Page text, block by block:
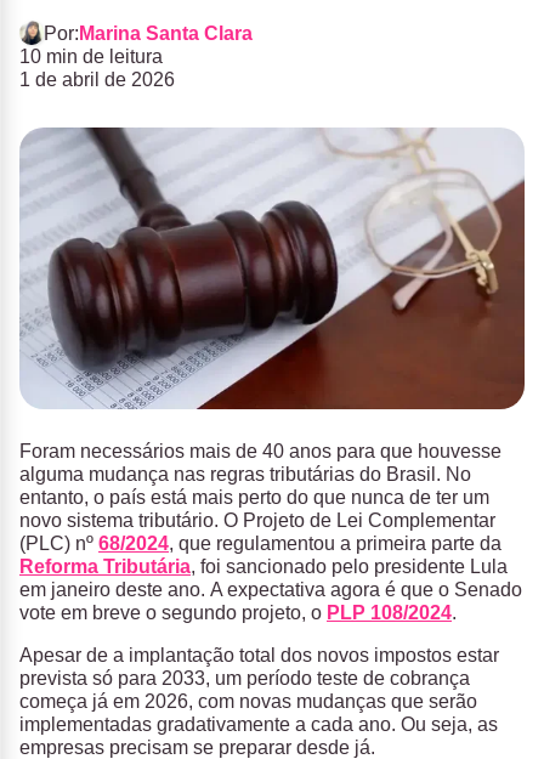
Por: Marina Santa Clara
10 min de leitura
1 de abril de 2026
Foram necessários mais de 40 anos para que houvesse
alguma mudança nas regras tributárias do Brasil. No
entanto, o país está mais perto do que nunca de ter um
novo sistema tributário. O Projeto de Lei Complementar
(PLC) nº 68/2024, que regulamentou a primeira parte da
Reforma Tributária, foi sancionado pelo presidente Lula
em janeiro deste ano. A expectativa agora é que o Senado
vote em breve o segundo projeto, o PLP 108/2024.
Apesar de a implantação total dos novos impostos estar
prevista só para 2033, um período teste de cobrança
começa já em 2026, com novas mudanças que serão
implementadas gradativamente a cada ano. Ou seja, as
empresas precisam se preparar desde já.